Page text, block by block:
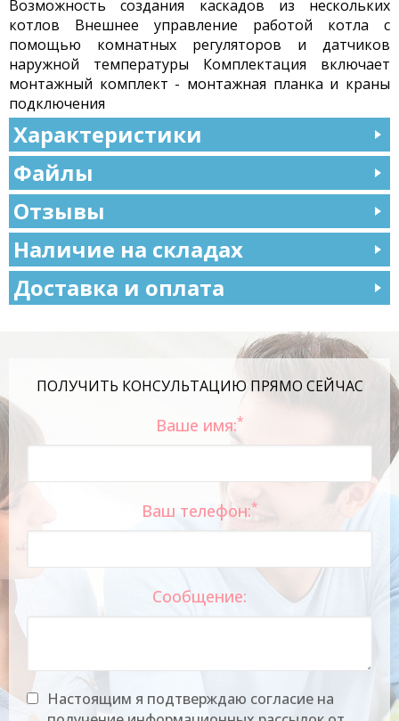
Возможность создания каскадов из нескольких
котлов Внешнее управление работой котла с
помощью комнатных регуляторов и датчиков
наружной температуры Комплектация включает
монтажный комплект - монтажная планка и краны
подключения
Характеристики
Файлы
Отзывы
Наличие на складах
Доставка и оплата
ПОЛУЧИТЬ КОНСУЛЬТАЦИЮ ПРЯМО СЕЙЧАС
Ваше имя:*
Ваш телефон:*
Сообщение:
Настоящим я подтверждаю согласие на